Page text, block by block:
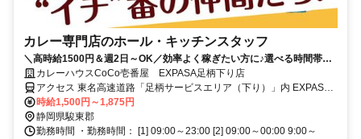
カレー専門店のホール・キッチンスタッフ
＼高時給1500円＆週2日～OK／効率よく稼ぎたい方に♪選べる時間帯◎
全時間帯で大募集！初バイトも応援！東名高速道路「EXPASA足柄（下
り線）」内のココイチ！車通勤OK
カレーハウスCoCo壱番屋 EXPASA足柄下り店
アクセス 東名高速道路「足柄サービスエリア（下り）」内 EXPASA
足柄
時給1,500円～1,875円
静岡県駿東郡
勤務時間 ・勤務時間： [1] 09:00～23:00 [2] 09:00～00:00 9:00～